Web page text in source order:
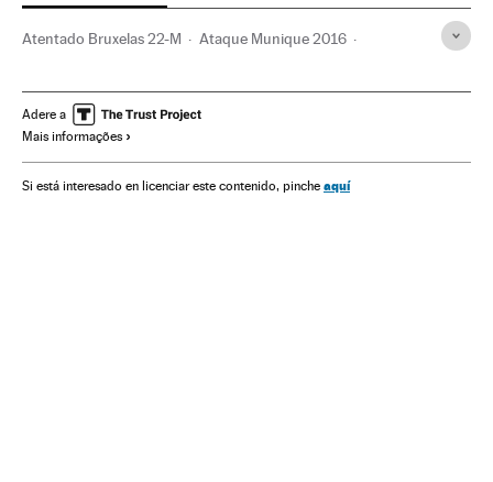
Atentado Bruxelas 22-M Ataque Munique 2016
Atentado Nice 2016 Bataclan
Atentados mortais
Conflito Sunitas e Xiitas Atentados terroristas
Adere a
Mais informações
Si está interesado en licenciar este contenido, pinche aquí